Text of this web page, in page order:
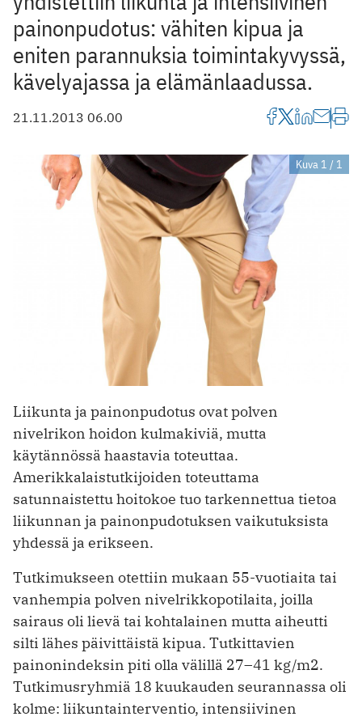
painonpudotus: vähiten kipua ja
eniten parannuksia toimintakyvyssä,
kävelyajassa ja elämänlaadussa.
21.11.2013 06.00
Kuva 1 / 1
Liikunta ja painonpudotus ovat polven
nivelrikon hoidon kulmakiviä, mutta
käytännössä haastavia toteuttaa.
Amerikkalaistutkijoiden toteuttama
satunnaistettu hoitokoe tuo tarkennettua tietoa
liikunnan ja painonpudotuksen vaikutuksista
yhdessä ja erikseen.
Tutkimukseen otettiin mukaan 55-vuotiaita tai
vanhempia polven nivelrikko­potilaita, joilla
sairaus oli lievä tai kohtalainen mutta aiheutti
silti lähes päivittäistä kipua. Tutkittavien
painonindeksin piti olla välillä 27–41 kg/m2.
Tutkimusryhmiä 18 kuukauden seurannassa oli
kolme: liikuntainterventio, intensiivinen